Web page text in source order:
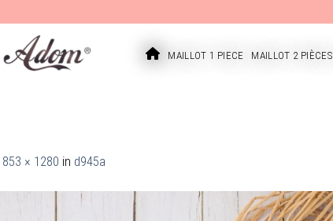
ACCUEILMAILLOT 1 PIECE MAILLOT 2 PIÈCES
853 × 1280 in d945a